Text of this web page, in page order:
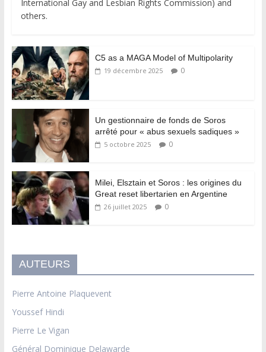
International Gay and Lesbian Rights Commission) and
others.
C5 as a MAGA Model of Multipolarity
19 décembre 2025 0
Un gestionnaire de fonds de Soros
arrêté pour « abus sexuels sadiques »
5 octobre 2025 0
Milei, Elsztain et Soros : les origines du
Great reset libertarien en Argentine
26 juillet 2025 0
AUTEURS
Pierre Antoine Plaquevent
Youssef Hindi
Pierre Le Vigan
Général Dominique Delawarde